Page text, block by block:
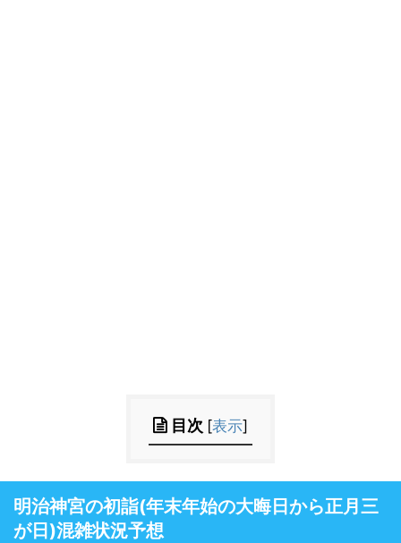
目次 [表示]
明治神宮の初詣(年末年始の大晦日から正月三
が日)混雑状況予想